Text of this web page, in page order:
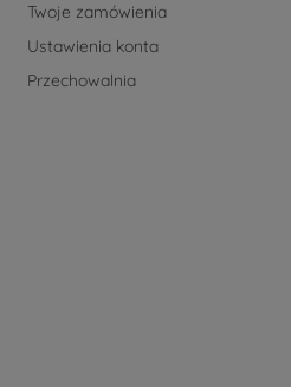
Twoje zamówienia
Ustawienia konta
Przechowalnia